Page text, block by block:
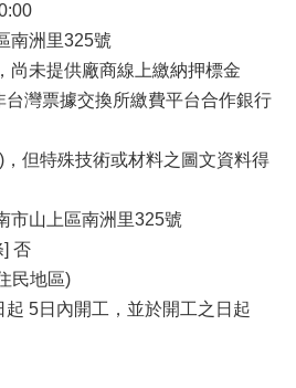
南洲里325號
尚未提供廠商線上繳納押標金
台灣票據交換所繳費平台合作銀行
但特殊技術或材料之圖文資料得
市山上區南洲里325號
] 否
民地區)
起 5日內開工，並於開工之日起